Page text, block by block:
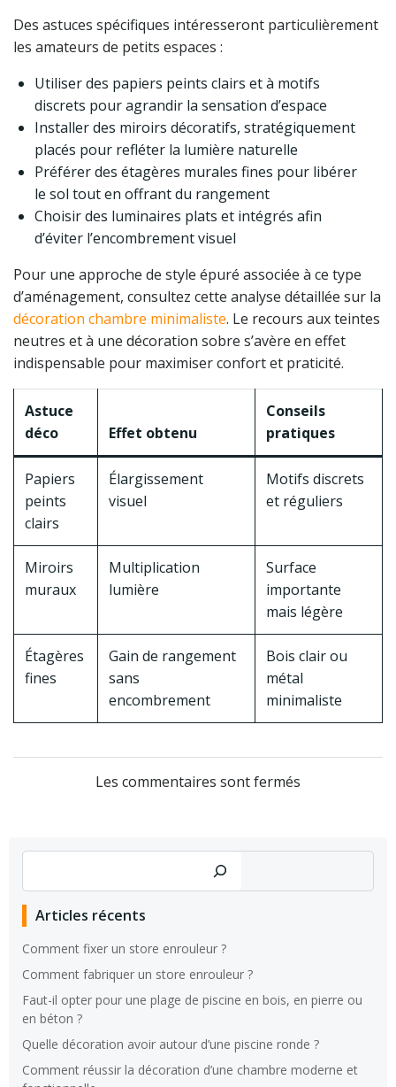
Des astuces spécifiques intéresseront particulièrement
les amateurs de petits espaces :
Utiliser des papiers peints clairs et à motifs
discrets pour agrandir la sensation d’espace
Installer des miroirs décoratifs, stratégiquement
placés pour refléter la lumière naturelle
Préférer des étagères murales fines pour libérer
le sol tout en offrant du rangement
Choisir des luminaires plats et intégrés afin
d’éviter l’encombrement visuel
Pour une approche de style épuré associée à ce type
d’aménagement, consultez cette analyse détaillée sur la
décoration chambre minimaliste. Le recours aux teintes
neutres et à une décoration sobre s’avère en effet
indispensable pour maximiser confort et praticité.
Astuce
déco
Effet obtenu
Conseils
pratiques
Papiers
peints
clairs
Élargissement
visuel
Motifs discrets
et réguliers
Miroirs
muraux
Multiplication
lumière
Surface
importante
mais légère
Étagères
fines
Gain de rangement
sans
encombrement
Bois clair ou
métal
minimaliste
Les commentaires sont fermés
Articles récents
Comment fixer un store enrouleur ?
Comment fabriquer un store enrouleur ?
Faut-il opter pour une plage de piscine en bois, en pierre ou
en béton ?
Quelle décoration avoir autour d’une piscine ronde ?
Comment réussir la décoration d’une chambre moderne et